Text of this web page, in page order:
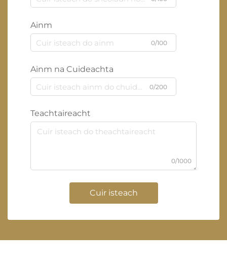
Ainm
0/100
Ainm na Cuideachta
0/200
Teachtaireacht
0/1000
Cuir isteach